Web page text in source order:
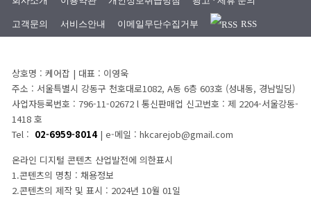
고객문의 서비스안내 이메일무단수집거부 RSS
상호명 : 케어잡 | 대표 : 이영욱
주소 : 서울특별시 강동구 천호대로1082, A동 6층 603호 (성내동, 경남빌딩)
사업자등록번호 : 796-11-02672 l 통신판매업 신고번호 : 제 2204-서울강동-
1418 호
Tel : 02-6959-8014| e-메일 : hkcarejob@gmail.com
온라인 디지털 콘텐츠 산업발전에 의한표시
1.콘텐츠의 명칭 : 채용정보
2.콘텐츠의 제작 및 표시 : 2024년 10월 01일